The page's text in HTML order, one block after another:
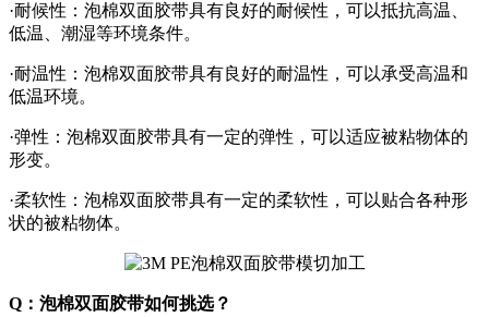
·耐候性：泡棉双面胶带具有良好的耐候性，可以抵抗高温、
低温、潮湿等环境条件。
·耐温性：泡棉双面胶带具有良好的耐温性，可以承受高温和
低温环境。
·弹性：泡棉双面胶带具有一定的弹性，可以适应被粘物体的
形变。
·柔软性：泡棉双面胶带具有一定的柔软性，可以贴合各种形
状的被粘物体。
Q：泡棉双面胶带如何挑选？